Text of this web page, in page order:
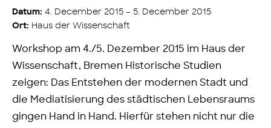
Datum: 4. December 2015 – 5. December 2015
Ort: Haus der Wissenschaft
Workshop am 4./5. Dezember 2015 im Haus der
Wissenschaft, Bremen Historische Studien
zeigen: Das Entstehen der modernen Stadt und
die Mediatisierung des städtischen Lebensraums
gingen Hand in Hand. Hierfür stehen nicht nur die